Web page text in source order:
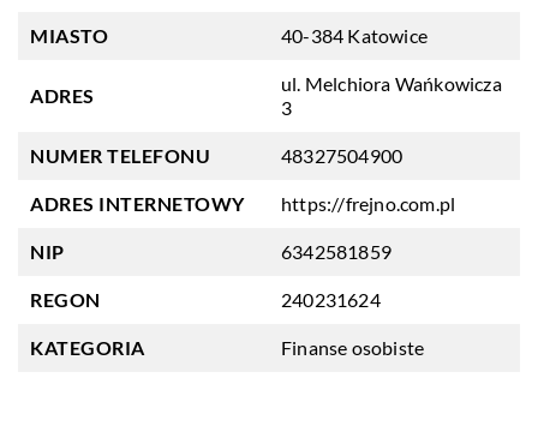
MIASTO 40-384 Katowice
ADRES
ul. Melchiora Wańkowicza
3
NUMER TELEFONU 48327504900
ADRES INTERNETOWY https://frejno.com.pl
NIP 6342581859
REGON 240231624
KATEGORIA Finanse osobiste